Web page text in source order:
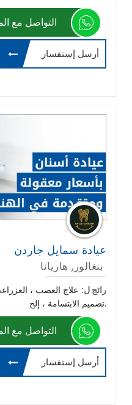
التواصل مع
أرسل إستفسار
عيادة سمايل جاردن
بنغالور, هاريانا
رائج ل: علاج العصب ،
تصميم الابتسامة ، إلخ.
التواصل مع
أرسل إستفسار